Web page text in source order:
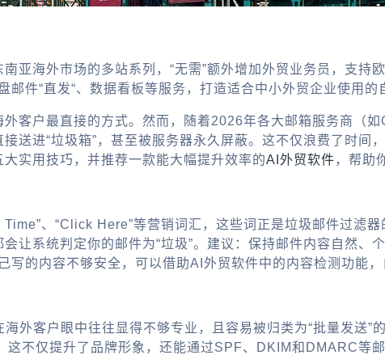
海外市场的多站系列，“无需”额外增加外贸业务员，支持
件“直发“、数据看板等服务，打造适合中小外贸企业使用的
客户最直接的方式。然而，随着2026年各大邮箱服务商（
送进“垃圾箱”，甚至被服务器永久屏蔽。这不仅浪费了时间
实用技巧，并推荐一款能大幅提升效率的AI外贸软件 ，帮助
、“Click Here”等营销词汇，这些词正是垃圾邮件过滤
让系统判定你的邮件为“垃圾”。建议：保持邮件内容自然、
写的内容不够安全，可以借助AI外贸软件中的内容检测功能
外客户眼中往往显得不够专业，且容易被归类为“批量发送”
不仅提升了品牌形象，还能通过SPF、DKIM和DMARC等